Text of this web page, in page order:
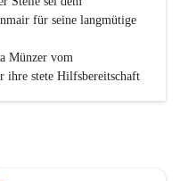
für seine langmütige
Münzer vom
ihre stete Hilfsbereitschaft
dem kleinen